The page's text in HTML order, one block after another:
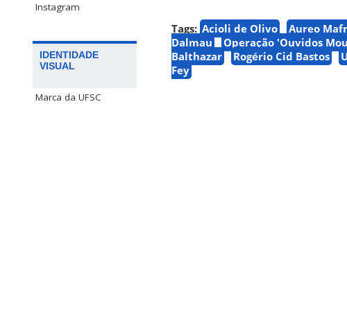
Instagram
IDENTIDADE
VISUAL
Marca da UFSC
Tags: Acioli de Olivo Aureo
Dalmau
Operação 'Ouvidos
Balthazar
Rogério Cid Bastos
Fey